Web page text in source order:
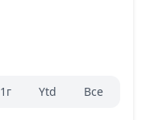
1г Ytd Все